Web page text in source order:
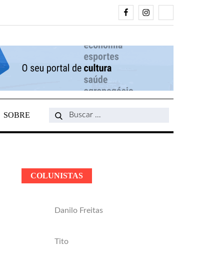
FacebookInstagram
SOBRE
Search
COLUNISTAS
Danilo Freitas
Tito